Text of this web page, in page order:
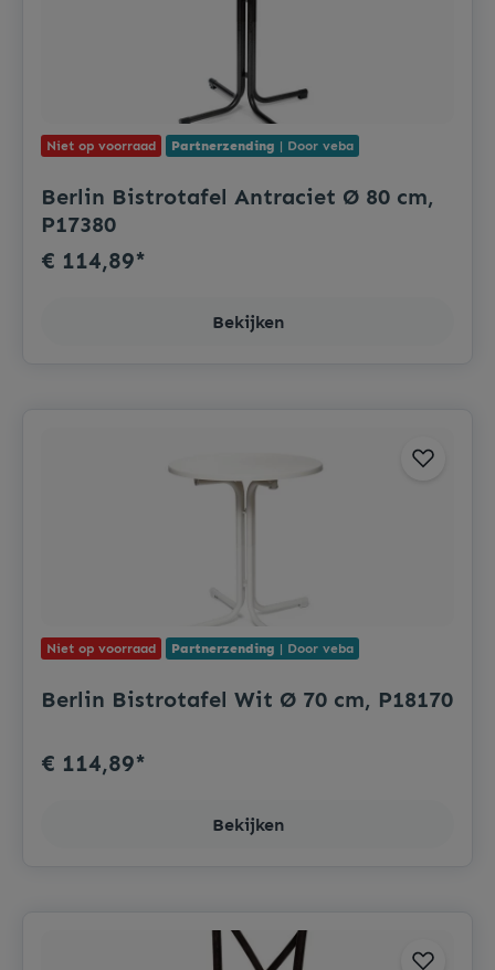
Niet op voorraad Partnerzending | Door veba
Berlin Bistrotafel Antraciet Ø 80 cm,
P17380
€ 114,89*
Bekijken
Niet op voorraad Partnerzending | Door veba
Berlin Bistrotafel Wit Ø 70 cm, P18170
€ 114,89*
Bekijken